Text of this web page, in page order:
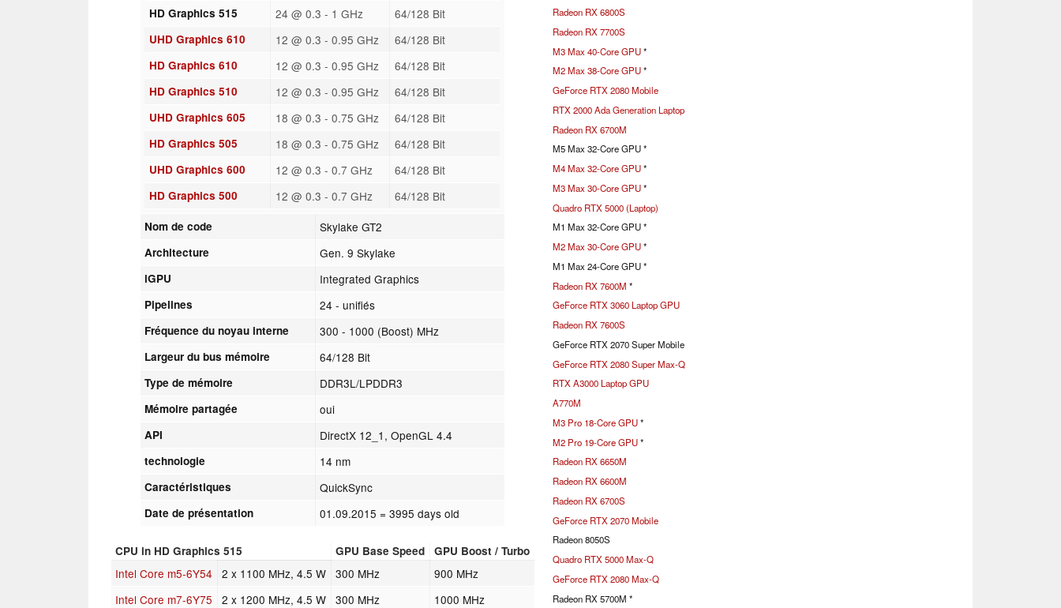
HD Graphics 515 24 @ 0.3 - 1 GHz 64/128 Bit
UHD Graphics 610 12 @ 0.3 - 0.95 GHz 64/128 Bit
HD Graphics 610 12 @ 0.3 - 0.95 GHz 64/128 Bit
HD Graphics 510 12 @ 0.3 - 0.95 GHz 64/128 Bit
UHD Graphics 605 18 @ 0.3 - 0.75 GHz 64/128 Bit
HD Graphics 505 18 @ 0.3 - 0.75 GHz 64/128 Bit
UHD Graphics 600 12 @ 0.3 - 0.7 GHz 64/128 Bit
HD Graphics 500 12 @ 0.3 - 0.7 GHz 64/128 Bit
Nom de code Skylake GT2
Architecture Gen. 9 Skylake
iGPU Integrated Graphics
Pipelines 24 - unifiés
Fréquence du noyau interne 300 - 1000 (Boost) MHz
Largeur du bus mémoire 64/128 Bit
Type de mémoire DDR3L/LPDDR3
Mémoire partagée oui
API DirectX 12_1, OpenGL 4.4
technologie 14 nm
Caractéristiques QuickSync
Date de présentation 01.09.2015 = 3995 days old
CPU in HD Graphics 515 GPU Base Speed GPU Boost / Turbo
Intel Core m5-6Y54 2 x 1100 MHz, 4.5 W 300 MHz
900 MHz
Intel Core m7-6Y75
2 x 1200 MHz, 4.5 W 300 MHz
1000 MHz
Radeon RX 6800S
Radeon RX 7700S
M3 Max 40-Core GPU*
M2 Max 38-Core GPU*
GeForce RTX 2080 Mobile
RTX 2000 Ada Generation Laptop
Radeon RX 6700M
M5 Max 32-Core GPU *
M4 Max 32-Core GPU*
M3 Max 30-Core GPU*
Quadro RTX 5000 (Laptop)
M1 Max 32-Core GPU *
M2 Max 30-Core GPU*
M1 Max 24-Core GPU *
Radeon RX 7600M *
GeForce RTX 3060 Laptop GPU
Radeon RX 7600S
GeForce RTX 2070 Super Mobile
GeForce RTX 2080 Super Max-Q
RTX A3000 Laptop GPU
A770M
M3 Pro 18-Core GPU*
M2 Pro 19-Core GPU*
Radeon RX 6650M
Radeon RX 6600M
Radeon RX 6700S
GeForce RTX 2070 Mobile
Radeon 8050S
Quadro RTX 5000 Max-Q
GeForce RTX 2080 Max-Q
Radeon RX 5700M *